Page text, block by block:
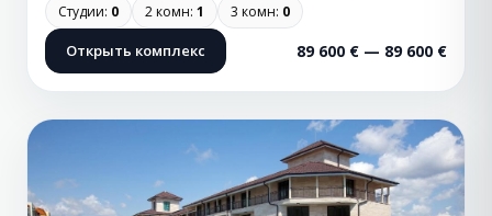
Студии: 0 2 комн: 1 3 комн: 0
Открыть комплекс 89 600 € — 89 600 €